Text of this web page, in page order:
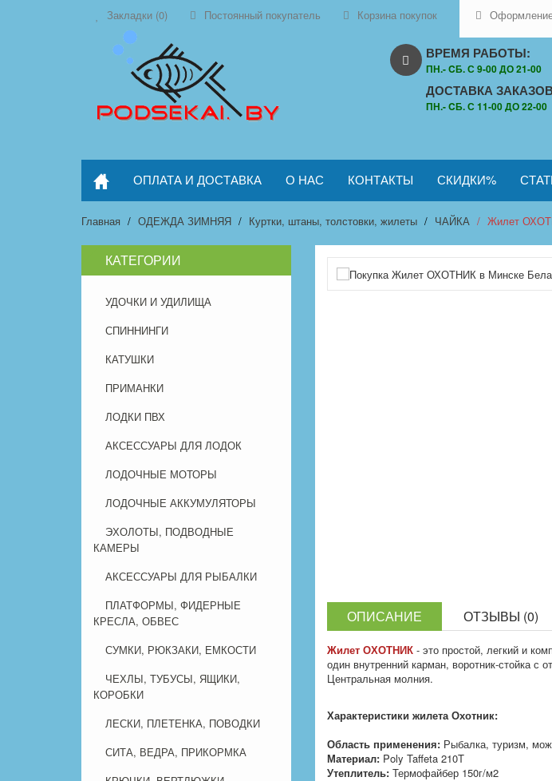
Закладки (0) Постоянный покупатель Корзина покупок
ВРЕМЯ РАБОТЫ:
ПН.- CБ. С 9-00 ДО 21-00
ДОСТАВКА
ПН.- CБ. С 11-00 ДО 22-00
ОПЛАТА И ДОСТАВКА О НАС КОНТАКТЫ СКИДКИ%
Главная ОДЕЖДА ЗИМНЯЯ Куртки, штаны, толстовки, жилеты ЧАЙКА Жилет
КАТЕГОРИИ
УДОЧКИ И УДИЛИЩА
СПИННИНГИ
КАТУШКИ
ПРИМАНКИ
ЛОДКИ ПВХ
АКСЕССУАРЫ ДЛЯ ЛОДОК
ЛОДОЧНЫЕ МОТОРЫ
ЛОДОЧНЫЕ АККУМУЛЯТОРЫ
ЭХОЛОТЫ, ПОДВОДНЫЕ
КАМЕРЫ
АКСЕССУАРЫ ДЛЯ РЫБАЛКИ
ПЛАТФОРМЫ, ФИДЕРНЫЕ
КРЕСЛА, ОБВЕС
СУМКИ, РЮКЗАКИ, ЕМКОСТИ
ЧЕХЛЫ, ТУБУСЫ, ЯЩИКИ,
КОРОБКИ
ЛЕСКИ, ПЛЕТЕНКА, ПОВОДКИ
СИТА, ВЕДРА, ПРИКОРМКА
ОПИСАНИЕ ОТЗЫВЫ (0)
Жилет ОХОТНИК- это простой, легкий и
один внутренний карман, воротник-стойка
Центральная молния.
Характеристики жилета Охотник:
Область применения:Рыбалка, туризм,
Материал:Poly Taffeta 210T
Утеплитель:Термофайбер 150г/м2